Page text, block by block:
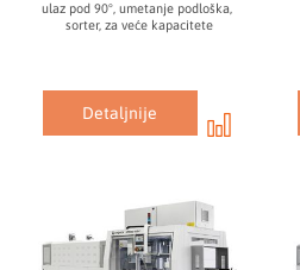
ulaz pod 90°, umetanje podloška,
sorter, za veće kapacitete
Detaljnije